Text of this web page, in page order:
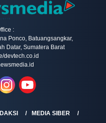
:
Ponco, Batuangsangkar,
Datar, Sumatera Barat
devtech.co.id
MEDIA SIBER